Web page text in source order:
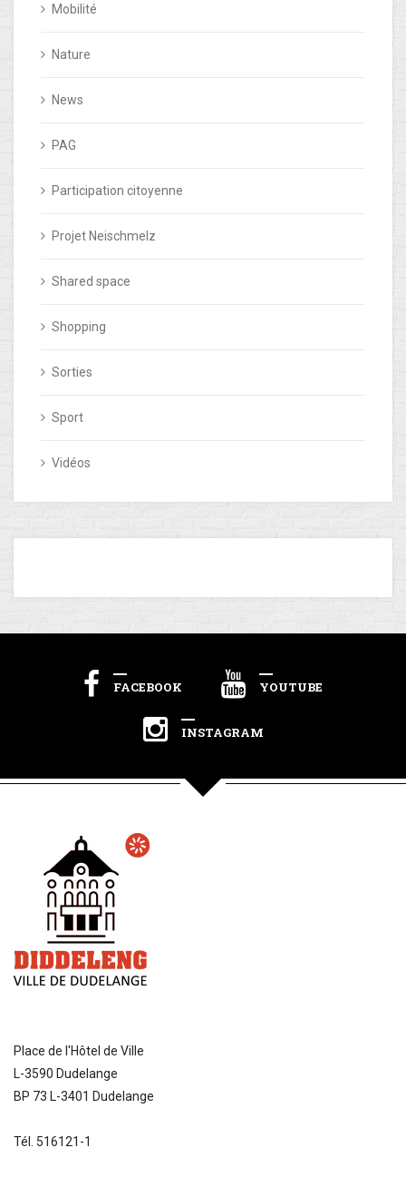
Mobilité
Nature
News
PAG
Participation citoyenne
Projet Neischmelz
Shared space
Shopping
Sorties
Sport
Vidéos
FACEBOOK YOUTUBE
INSTAGRAM
Place de l'Hôtel de Ville
L-3590 Dudelange
BP 73 L-3401 Dudelange
Tél. 516121-1